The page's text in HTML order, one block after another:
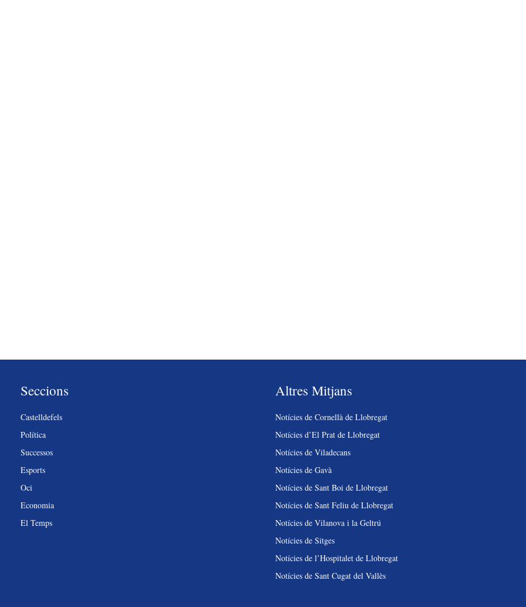
Seccions
Castelldefels
Política
Successos
Esports
Oci
Economia
El Temps
Altres Mitjans
Notícies de Cornellà de Llobregat
Notícies d’El Prat de Llobregat
Notícies de Viladecans
Notícies de Gavà
Notícies de Sant Boi de Llobregat
Notícies de Sant Feliu de Llobregat
Notícies de Vilanova i la Geltrú
Notícies de Sitges
Notícies de l’Hospitalet de Llobregat
Notícies de Sant Cugat del Vallès